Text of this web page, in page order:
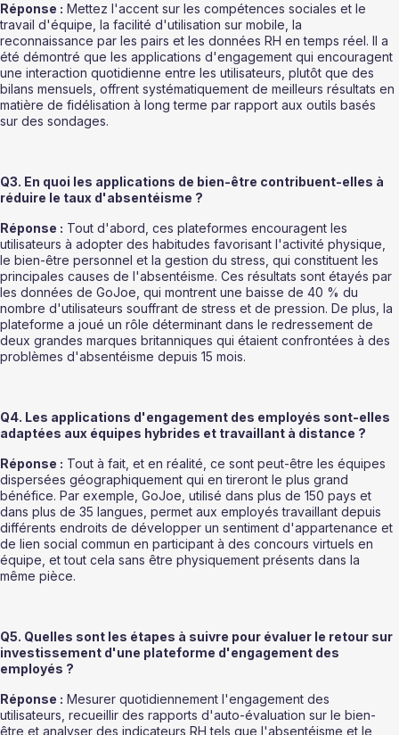
Réponse : Mettez l'accent sur les compétences sociales et le
travail d'équipe, la facilité d'utilisation sur mobile, la
reconnaissance par les pairs et les données RH en temps réel. Il a
été démontré que les applications d'engagement qui encouragent
une interaction quotidienne entre les utilisateurs, plutôt que des
bilans mensuels, offrent systématiquement de meilleurs résultats en
matière de fidélisation à long terme par rapport aux outils basés
sur des sondages.
Q3. En quoi les applications de bien-être contribuent-elles à
réduire le taux d'absentéisme ?
Réponse : Tout d'abord, ces plateformes encouragent les
utilisateurs à adopter des habitudes favorisant l'activité physique,
le bien-être personnel et la gestion du stress, qui constituent les
principales causes de l'absentéisme. Ces résultats sont étayés par
les données de GoJoe, qui montrent une baisse de 40 % du
nombre d'utilisateurs souffrant de stress et de pression. De plus, la
plateforme a joué un rôle déterminant dans le redressement de
deux grandes marques britanniques qui étaient confrontées à des
problèmes d'absentéisme depuis 15 mois.
Q4. Les applications d'engagement des employés sont-elles
adaptées aux équipes hybrides et travaillant à distance ?
Réponse : Tout à fait, et en réalité, ce sont peut-être les équipes
dispersées géographiquement qui en tireront le plus grand
bénéfice. Par exemple, GoJoe, utilisé dans plus de 150 pays et
dans plus de 35 langues, permet aux employés travaillant depuis
différents endroits de développer un sentiment d'appartenance et
de lien social commun en participant à des concours virtuels en
équipe, et tout cela sans être physiquement présents dans la
même pièce.
Q5. Quelles sont les étapes à suivre pour évaluer le retour sur
investissement d'une plateforme d'engagement des
employés ?
Réponse : Mesurer quotidiennement l'engagement des
utilisateurs, recueillir des rapports d'auto-évaluation sur le bien-
être et analyser des indicateurs RH tels que l'absentéisme et le